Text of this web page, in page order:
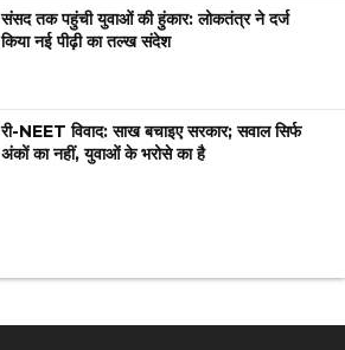
संसद तक पहुंची युवाओं की हुंकार: लोकतंत्र ने दर्ज
किया नई पीढ़ी का तल्ख संदेश
री-NEET विवाद: साख बचाइए सरकार; सवाल सिर्फ
अंकों का नहीं, युवाओं के भरोसे का है